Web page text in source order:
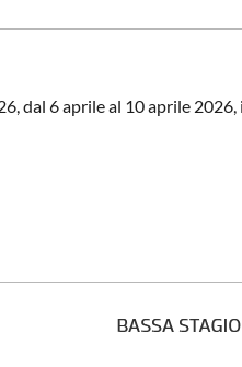
dal 6 aprile al 10 aprile